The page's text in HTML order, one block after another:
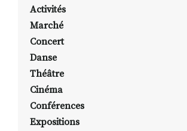
Activités
Marché
Concert
Danse
Théâtre
Cinéma
Conférences
Expositions